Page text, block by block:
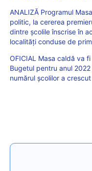
ANALIZĂ Programul
politic, la cererea
dintre școlile înscrise în
localități conduse de
OFICIAL Masa caldă va
Bugetul pentru anul
numărul școlilor a